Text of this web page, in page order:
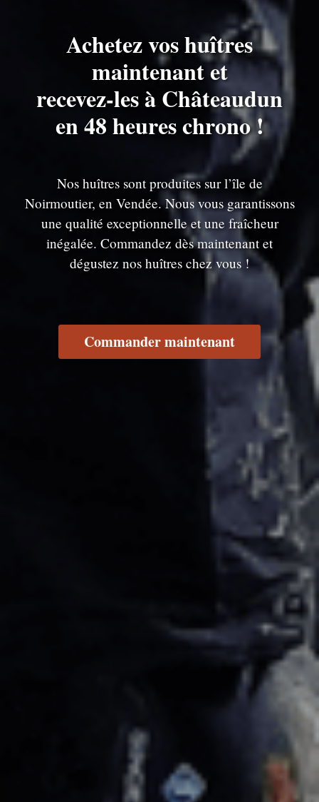
Achetez vos huîtres
maintenant et
recevez-les à Châteaudun
en 48 heures chrono !
Nos huîtres sont produites sur l’île de
Noirmoutier, en Vendée. Nous vous garantissons
une qualité exceptionnelle et une fraîcheur
inégalée. Commandez dès maintenant et
dégustez nos huîtres chez vous !
Commander maintenant